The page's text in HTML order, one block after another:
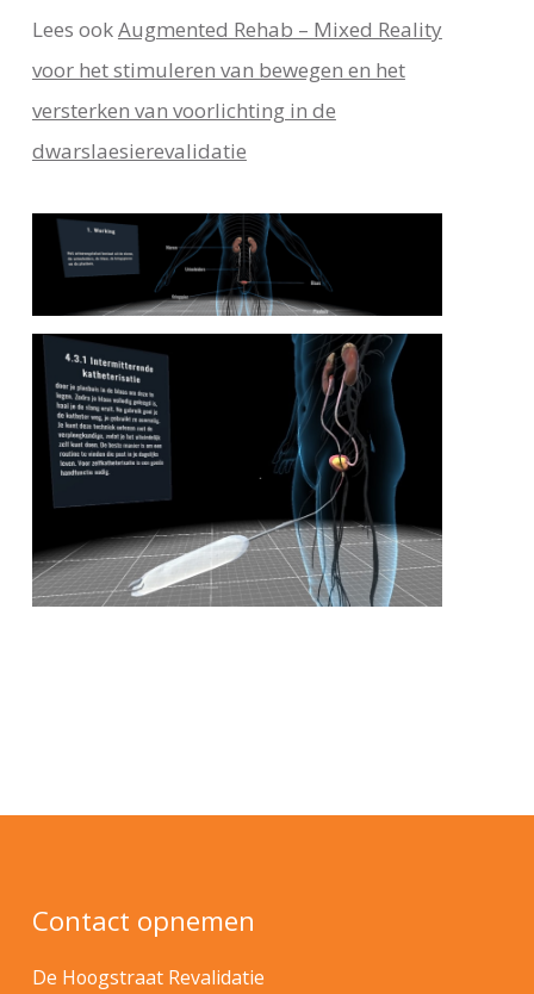
Lees ookAugmented Rehab – Mixed Reality
voor het stimuleren van bewegen en het
versterken van voorlichting in de
dwarslaesierevalidatie
Contact opnemen
De Hoogstraat Revalidatie